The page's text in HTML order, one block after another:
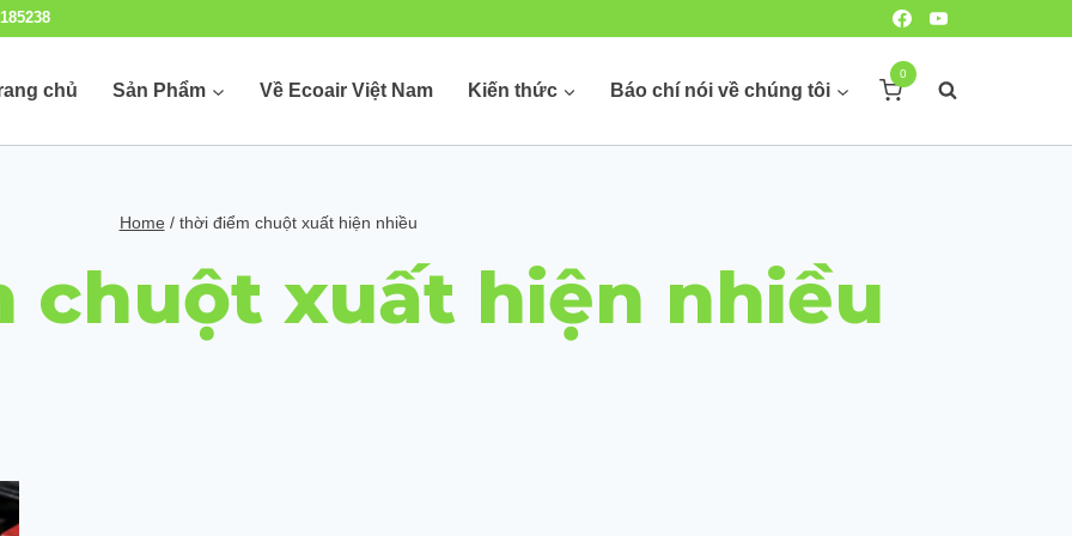
chủ Sản Phẩm Về Ecoair Việt Nam Kiến thức Báo chí nói về chúng tôi
0
Home / thời điểm chuột xuất hiện nhiều
chuột xuất hiện nhiều